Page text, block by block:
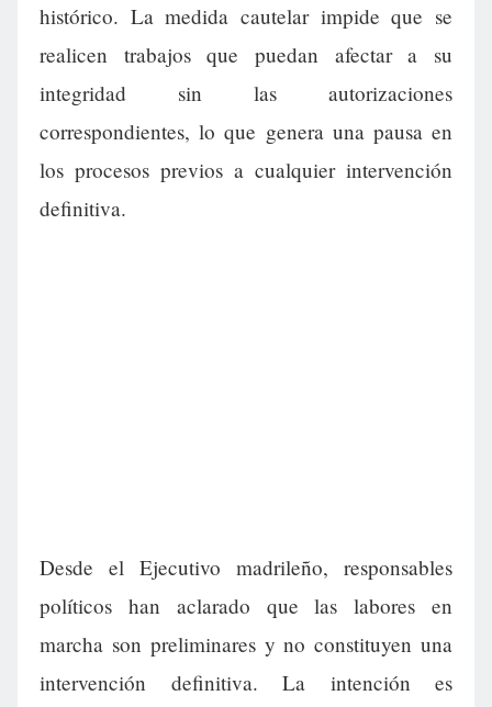
histórico. La medida cautelar impide que se
realicen trabajos que puedan afectar a su
integridad sin las autorizaciones
correspondientes, lo que genera una pausa en
los procesos previos a cualquier intervención
definitiva.
Desde el Ejecutivo madrileño, responsables
políticos han aclarado que las labores en
marcha son preliminares y no constituyen una
intervención definitiva. La intención es